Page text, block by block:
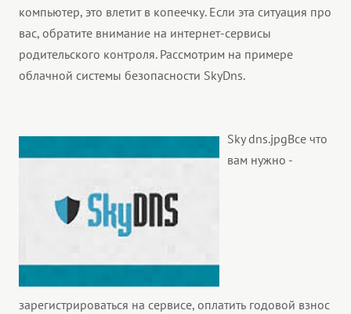
компьютер, это влетит в копеечку. Если эта ситуация про
вас, обратите внимание на интернет-сервисы
родительского контроля. Рассмотрим на примере
облачной системы безопасности SkyDns.
Sky dns.jpgВсе что
вам нужно -
зарегистрироваться на сервисе, оплатить годовой взнос